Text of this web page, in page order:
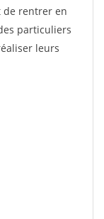
de rentrer en
particuliers
leurs